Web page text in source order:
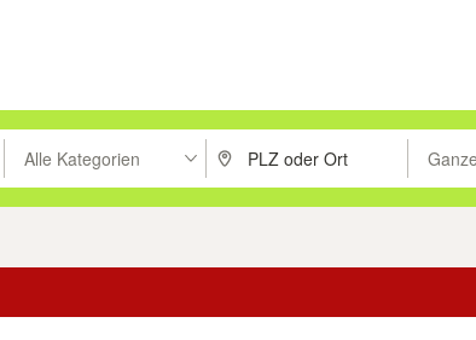
um zu suchen, oder Vorschläge mit den Pfeiltasten
Alle Kategorien PLZ oder Ort eingeben. Suche